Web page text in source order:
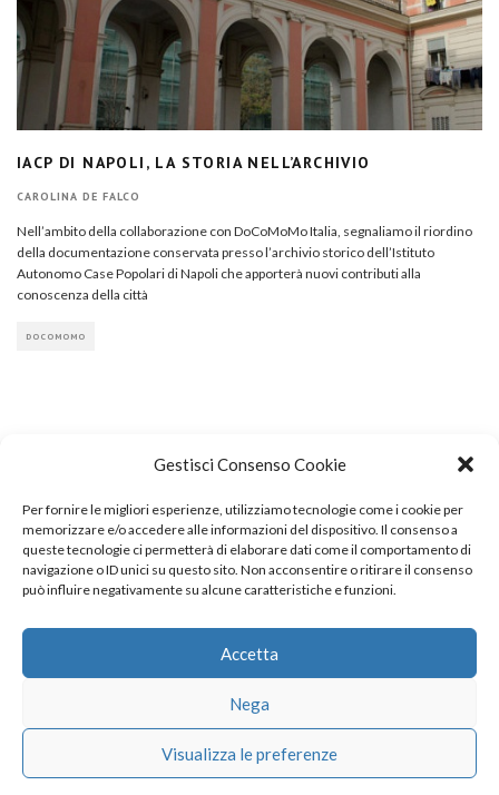
Gestisci Consenso Cookie
Per fornire le migliori esperienze, utilizziamo tecnologie come i cookie per
memorizzare e/o accedere alle informazioni del dispositivo. Il consenso a
queste tecnologie ci permetterà di elaborare dati come il comportamento di
navigazione o ID unici su questo sito. Non acconsentire o ritirare il consenso
può influire negativamente su alcune caratteristiche e funzioni.
Accetta
Nega
Visualizza le preferenze
IACP DI NAPOLI, LA STORIA NELL’ARCHIVIO
CAROLINA DE FALCO
Nell’ambito della collaborazione con DoCoMoMo Italia, segnaliamo il riordino
della documentazione conservata presso l’archivio storico dell’Istituto
Autonomo Case Popolari di Napoli che apporterà nuovi contributi alla
conoscenza della città
DOCOMOMO
COPYRIGHT
© TheArchitecturalPost 2024
SOCIAL NETWORK
facebookinstagram